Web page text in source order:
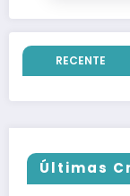
RECENTE
Últimas